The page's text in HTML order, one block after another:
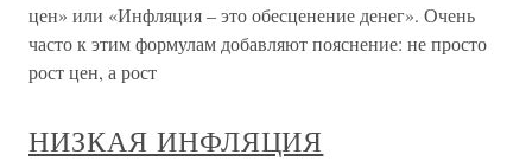
цен» или «Инфляция – это обесценение денег». Очень
часто к этим формулам добавляют пояснение: не просто
рост цен, а рост
НИЗКАЯ ИНФЛЯЦИЯ